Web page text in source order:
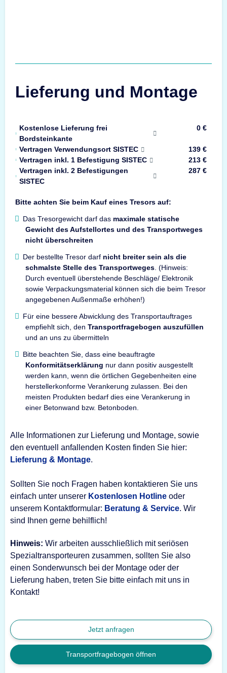
Lieferung und Montage
Kostenlose Lieferung frei
Bordsteinkante
0 €
Vertragen Verwendungsort SISTEC
139 €
Vertragen inkl. 1 Befestigung SISTEC
213 €
Vertragen inkl. 2 Befestigungen
SISTEC
287 €
Bitte achten Sie beim Kauf eines Tresors auf:
Das Tresorgewicht darf das maximale statische
Gewicht des Aufstellortes und des Transportweges
nicht überschreiten
Der bestellte Tresor darf nicht breiter sein als die
schmalste Stelle des Transportweges . (Hinweis:
Durch eventuell überstehende Beschläge/ Elektronik
sowie Verpackungsmaterial können sich die beim Tresor
angegebenen Außenmaße erhöhen!)
Für eine bessere Abwicklung des Transportauftrages
empfiehlt sich, den Transportfragebogen auszufüllen
und an uns zu übermitteln
Bitte beachten Sie, dass eine beauftragte
Konformitätserklärung nur dann positiv ausgestellt
werden kann, wenn die örtlichen Gegebenheiten eine
herstellerkonforme Verankerung zulassen. Bei den
meisten Produkten bedarf dies eine Verankerung in
einer Betonwand bzw. Betonboden.
Alle Informationen zur Lieferung und Montage, sowie
den eventuell anfallenden Kosten finden Sie hier:
Lieferung & Montage.
Sollten Sie noch Fragen haben kontaktieren Sie uns
einfach unter unserer Kostenlosen Hotline oder
unserem Kontaktformular: Beratung & Service. Wir
sind Ihnen gerne behilflich!
Hinweis: Wir arbeiten ausschließlich mit seriösen
Spezialtransporteuren zusammen, sollten Sie also
einen Sonderwunsch bei der Montage oder der
Lieferung haben, treten Sie bitte einfach mit uns in
Kontakt!
Jetzt anfragen
Transportfragebogen öffnen